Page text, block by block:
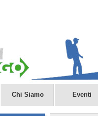
Chi Siamo Eventi